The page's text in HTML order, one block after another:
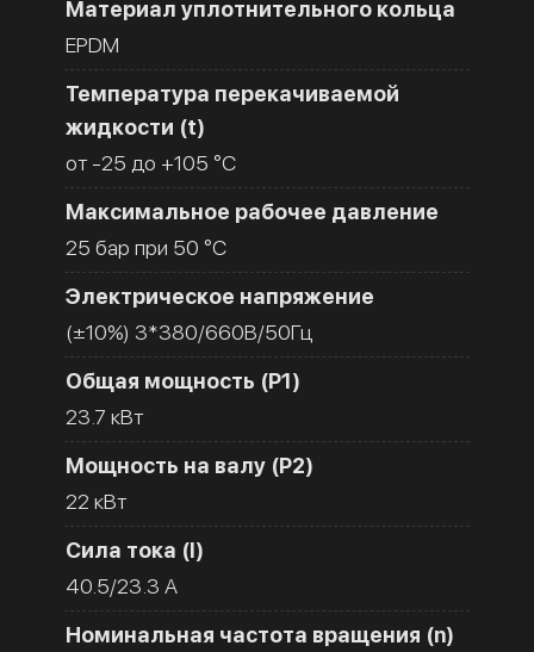
Материал уплотнительного кольца
EPDM
Температура перекачиваемой
жидкости (t)
от -25 до +105 °C
Максимальное рабочее давление
25 бар при 50 °C
Электрическое напряжение
(±10%) 3*380/660В/50Гц
Общая мощность (Р1)
23.7 кВт
Мощность на валу (Р2)
22 кВт
Сила тока (I)
40.5/23.3 A
Номинальная частота вращения (n)